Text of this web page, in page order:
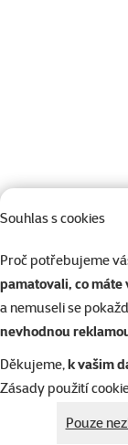
Souhlas s cookies
Proč potřebujeme
pamatovali, co máte
a nemuseli se
nevhodnou
Děkujeme,k vašim
Zásady použití
Pouze